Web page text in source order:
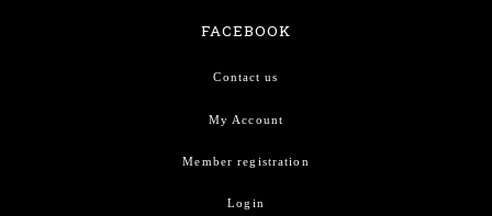
FACEBOOK
Contact us
My Account
Member registration
Login